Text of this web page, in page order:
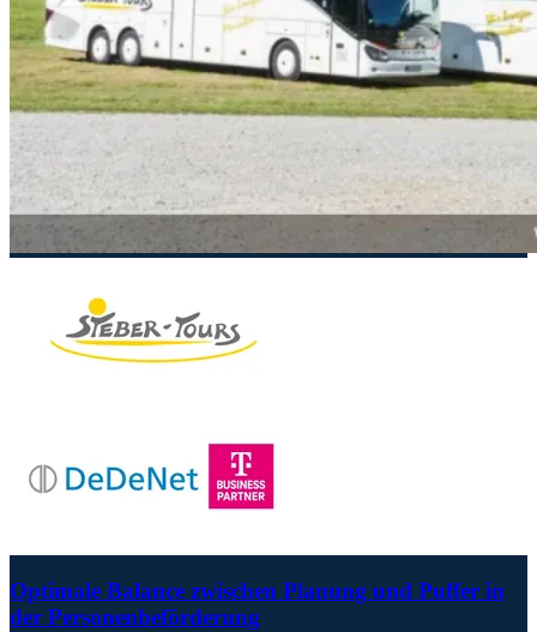
Optimale Balance zwischen Planung und Puffer in
der Personenbeförderung